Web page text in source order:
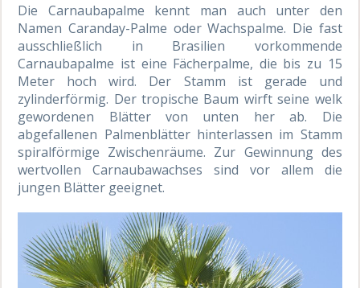
Die Carnaubapalme kennt man auch unter den
Namen Caranday-Palme oder Wachspalme. Die fast
ausschließlich in Brasilien vorkommende
Carnaubapalme ist eine Fächerpalme, die bis zu 15
Meter hoch wird. Der Stamm ist gerade und
zylinderförmig. Der tropische Baum wirft seine welk
gewordenen Blätter von unten her ab. Die
abgefallenen Palmenblätter hinterlassen im Stamm
spiralförmige Zwischenräume. Zur Gewinnung des
wertvollen Carnaubawachses sind vor allem die
jungen Blätter geeignet.